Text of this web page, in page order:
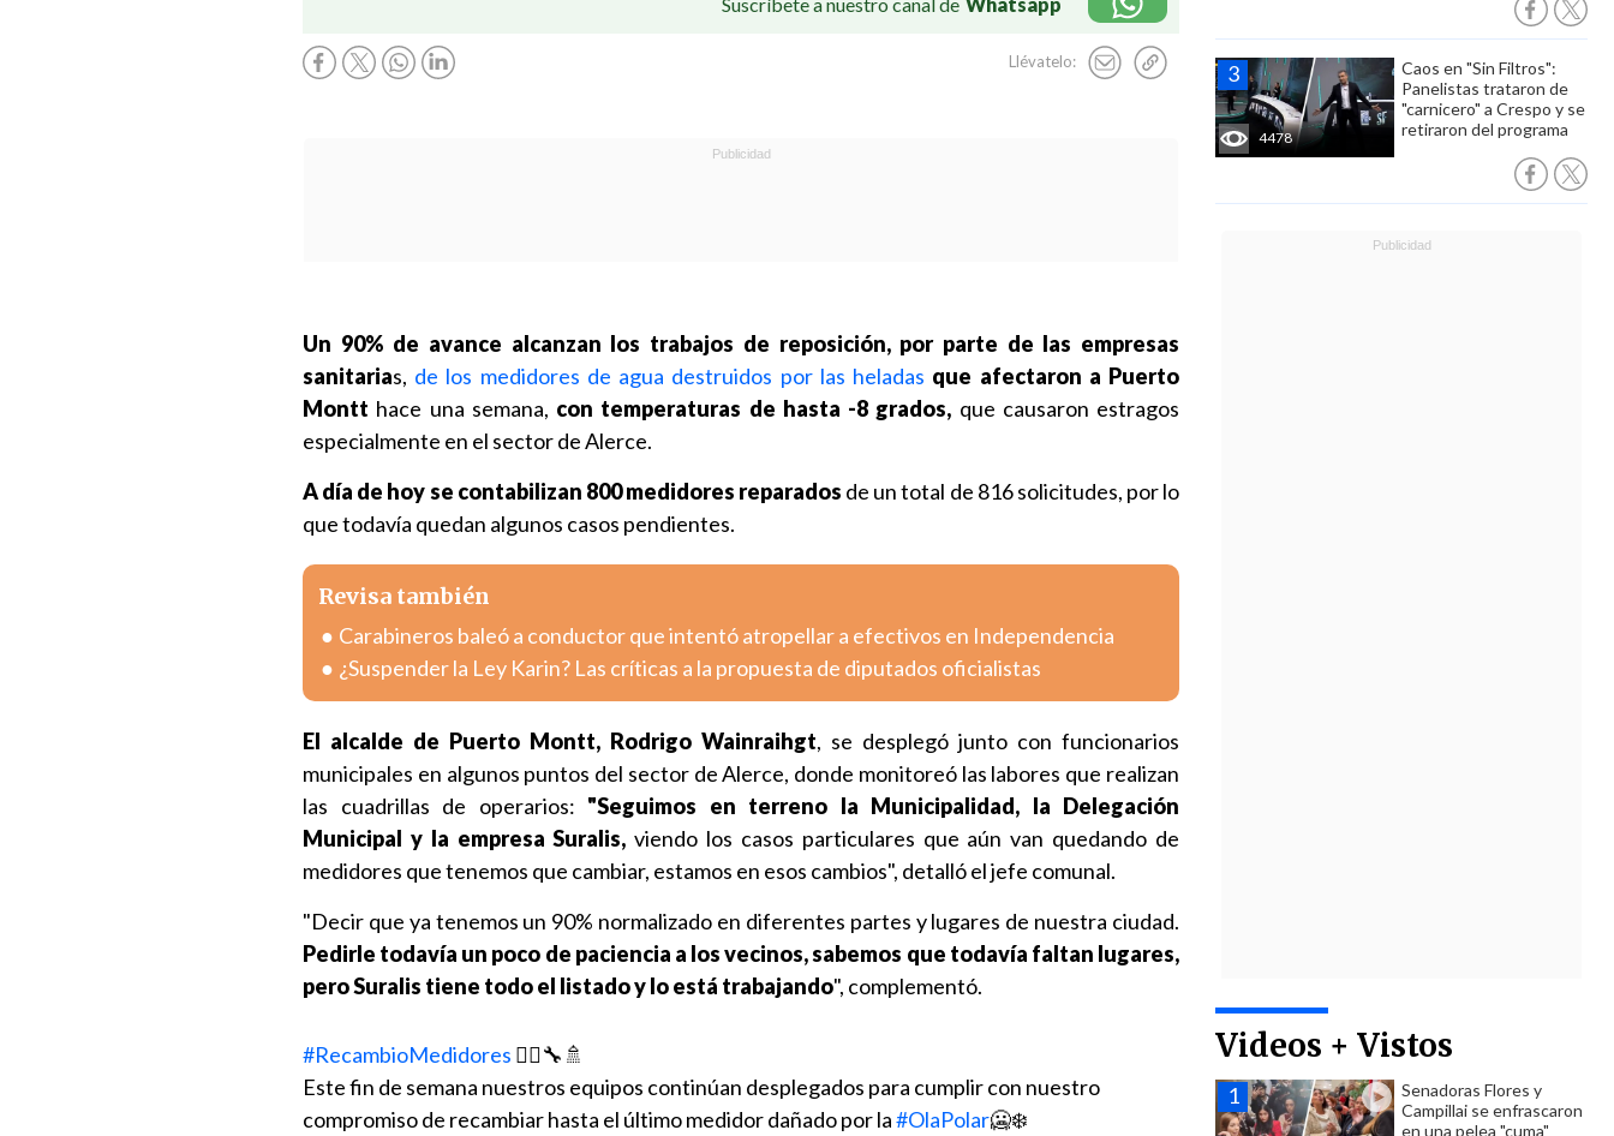
Llévatelo:
4478
Caos en "Sin Filtros":
Panelistas trataron de
"carnicero" a Crespo y se
retiraron del programa
Videos + Vistos
Senadoras Flores y
Campillai se enfrascaron
en una pelea "cuma"
Un 90% de avance alcanzan los trabajos de reposición, por parte de las empresas
sanitarias, de los medidores de agua destruidos por las heladas que afectaron a Puerto
Montt hace una semana, con temperaturas de hasta -8 grados, que causaron estragos
especialmente en el sector de Alerce.
A día de hoy se contabilizan 800 medidores reparados de un total de 816 solicitudes, por lo
que todavía quedan algunos casos pendientes.
Revisa también
Carabineros baleó a conductor que intentó atropellar a efectivos en Independencia
¿Suspender la Ley Karin? Las críticas a la propuesta de diputados oficialistas
El alcalde de Puerto Montt, Rodrigo Wainraihgt, se desplegó junto con funcionarios
municipales en algunos puntos del sector de Alerce, donde monitoreó las labores que realizan
las cuadrillas de operarios: "Seguimos en terreno la Municipalidad, la Delegación
Municipal y la empresa Suralis, viendo los casos particulares que aún van quedando de
medidores que tenemos que cambiar, estamos en esos cambios", detalló el jefe comunal.
"Decir que ya tenemos un 90% normalizado en diferentes partes y lugares de nuestra ciudad.
Pedirle todavía un poco de paciencia a los vecinos, sabemos que todavía faltan lugares,
pero Suralis tiene todo el listado y lo está trabajando", complementó.
#RecambioMedidores 👷‍♀️🔧🚿
Este fin de semana nuestros equipos continúan desplegados para cumplir con nuestro
compromiso de recambiar hasta el último medidor dañado por la#OlaPolar🥶❄️